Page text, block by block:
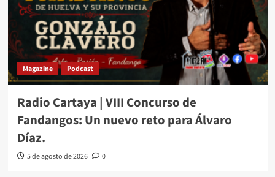
Magazine Podcast
Radio Cartaya | VIII Concurso de
Fandangos: Un nuevo reto para Álvaro
Díaz.
5 de agosto de 2026 0